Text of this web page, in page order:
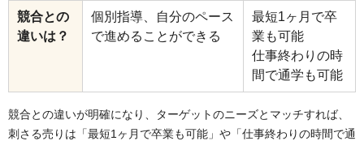
競合との
違いは？
個別指導、自分のペース
で進めることができる
最短1ヶ月で卒
業も可能
仕事終わりの時
間で通学も可能
競合との違いが明確になり、ターゲットのニーズとマッチすれば、
刺さる売りは「最短1ヶ月で卒業も可能」や「仕事終わりの時間で通